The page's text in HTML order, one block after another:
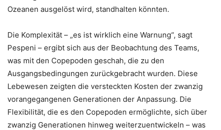
Ozeanen ausgelöst wird, standhalten könnten.
Die Komplexität – „es ist wirklich eine Warnung“, sagt
Pespeni – ergibt sich aus der Beobachtung des Teams,
was mit den Copepoden geschah, die zu den
Ausgangsbedingungen zurückgebracht wurden. Diese
Lebewesen zeigten die versteckten Kosten der zwanzig
vorangegangenen Generationen der Anpassung. Die
Flexibilität, die es den Copepoden ermöglichte, sich über
zwanzig Generationen hinweg weiterzuentwickeln – was